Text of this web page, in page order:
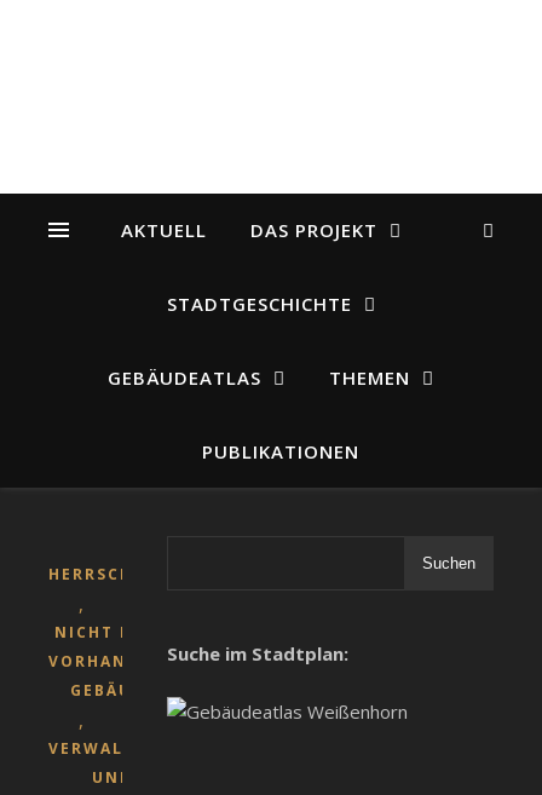
AKTUELL DAS PROJEKT
STADTGESCHICHTE
GEBÄUDEATLAS THEMEN
PUBLIKATIONEN
HERRSCHAFT
,
NICHT MEHR
VORHANDENE
GEBÄUDE
,
VERWALTUNG
UND
Suchen
Suche im Stadtplan: